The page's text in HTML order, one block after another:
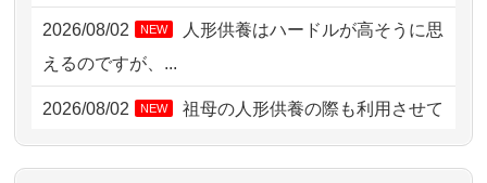
2026/08/01 19:28 東京都の方からお申込み
2026/08/01 17:10
2026/08/01 11:07 さいたの方からお申込み
2026/07/31 17:28 栃木県の方からお申込み
2026/08/02 NEW
人形供養はハードルが高そうに思
えるのですが、...
2026/08/02 NEW
祖母の人形供養の際も利用させて
いただき安心感がある